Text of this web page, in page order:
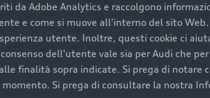
di acquistare un’auto usata, oltre al
corrisponde a uno stato migliore del
completa della vettura certifica
una buona conservazione evidenzia
da Adobe Analytics e raccolgono
e come si muove all'interno del sito
utente. Inoltre, questi cookie ci
dell'utente vale sia per Audi che
finalità sopra indicate. Si prega di notare
Si prega di consultare la nostra